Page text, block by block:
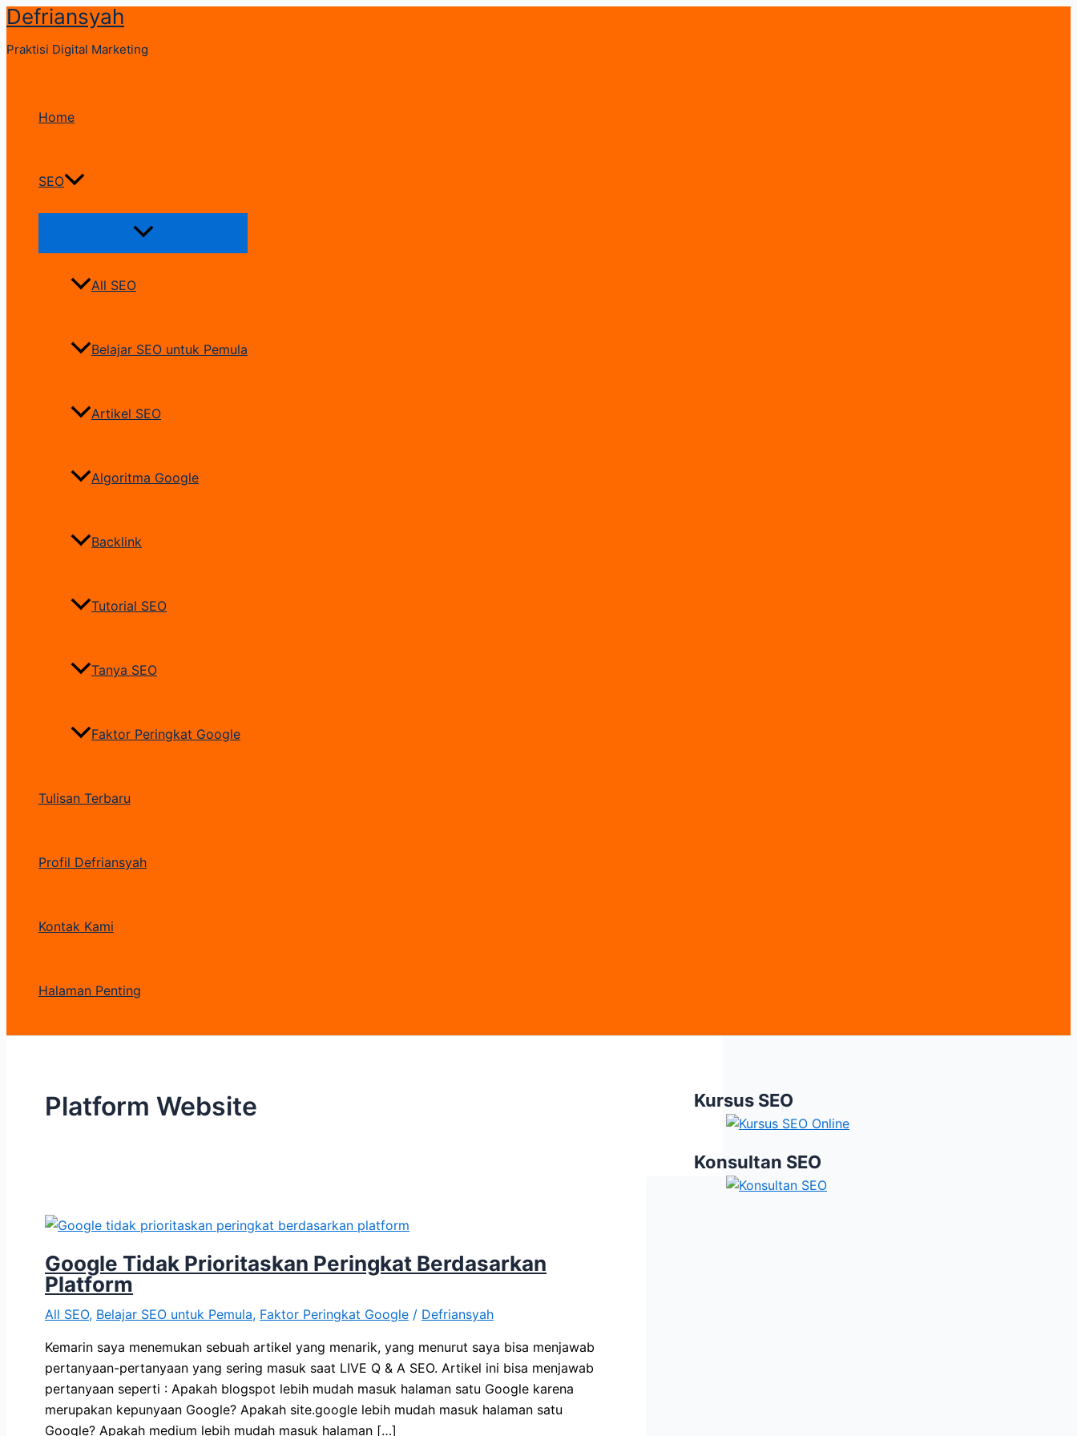
Skip
content
Defriansyah
Praktisi Digital Marketing
Home
SEO
Menu
All SEO
Belajar SEO untuk Pemula
Artikel SEO
Algoritma Google
Backlink
Tutorial SEO
Tanya SEO
Faktor Peringkat Google
Tulisan Terbaru
Profil Defriansyah
Kontak Kami
Halaman Penting
Platform Website
Google Tidak Prioritaskan Peringkat Berdasarkan
Platform
All SEO, Belajar SEO untuk Pemula, Faktor Peringkat Google / Defriansyah
Kemarin saya menemukan sebuah artikel yang menarik, yang menurut saya bisa menjawab
pertanyaan-pertanyaan yang sering masuk saat LIVE Q & A SEO. Artikel ini bisa menjawab
pertanyaan seperti : Apakah blogspot lebih mudah masuk halaman satu Google karena
merupakan kepunyaan Google? Apakah site.google lebih mudah masuk halaman satu
Google? Apakah medium lebih mudah masuk halaman […]
Kursus SEO
Konsultan SEO